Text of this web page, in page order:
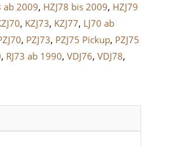
ab 2009, HZJ78 bis 2009, HZJ79
, KZJ73, KZJ77, LJ70 ab
, PZJ73, PZJ75 Pickup, PZJ75
, RJ73 ab 1990,VDJ76,VDJ78,